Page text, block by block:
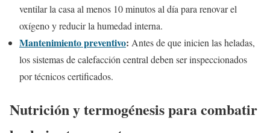
ventilar la casa al menos 10 minutos al día para renovar el
oxígeno y reducir la humedad interna.
Mantenimiento preventivo: Antes de que inicien las heladas,
los sistemas de calefacción central deben ser inspeccionados
por técnicos certificados.
Nutrición y termogénesis para combatir